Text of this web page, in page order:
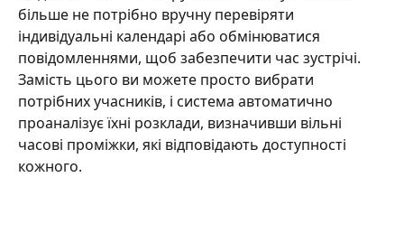
більше не потрібно вручну перевіряти
індивідуальні календарі або обмінюватися
повідомленнями, щоб забезпечити час зустрічі.
Замість цього ви можете просто вибрати
потрібних учасників, і система автоматично
проаналізує їхні розклади, визначивши вільні
часові проміжки, які відповідають доступності
кожного.